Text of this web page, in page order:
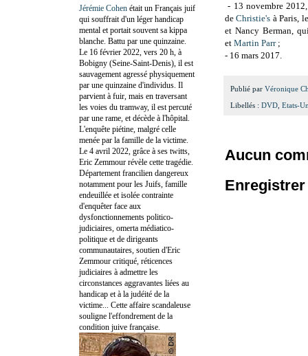
- 13 novembre
deChristie's à Paris,
et Nancy Berman,
et Martin Parr;
- 16 mars 2017.
Publié par Véronique
Libellés : DVD, Etats-
Aucun
Jérémie Cohen était un Français juif
qui souffrait d'un léger handicap
mental et portait souvent sa kippa
blanche. Battu par une quinzaine.
Le 16 février 2022, vers 20 h, à
Bobigny (Seine-Saint-Denis), il est
sauvagement agressé physiquement
par une quinzaine d'individus. Il
parvient à fuir, mais en traversant
les voies du tramway, il est percuté
par une rame, et décède à l'hôpital.
L'enquête piétine, malgré celle
menée par la famille de la victime.
Le 4 avril 2022, grâce à ses twitts,
Eric Zemmour révèle cette tragédie.
Département francilien dangereux
notamment pour les Juifs, famille
endeuillée et isolée contrainte
d'enquêter face aux
dysfonctionnements politico-
judiciaires, omerta médiatico-
politique et de dirigeants
communautaires, soutien d'Eric
Zemmour critiqué, réticences
judiciaires à admettre les
circonstances aggravantes liées au
handicap et à la judéité de la
victime... Cette affaire scandaleuse
souligne l'effondrement de la
condition juive française.